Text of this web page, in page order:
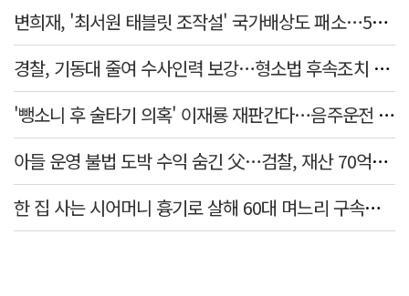
변희재, '최서원 태블릿 조작설' 국가배상도 패소…5천만원 청구 기각
경찰, 기동대 줄여 수사인력 보강…형소법 후속조치 본격화
'뺑소니 후 술타기 의혹' 이재룡 재판간다…음주운전 혐의 제외
아들 운영 불법 도박 수익 숨긴 父…검찰, 재산 70억원 몰수
한 집 사는 시어머니 흉기로 살해 60대 며느리 구속…범행 동기는